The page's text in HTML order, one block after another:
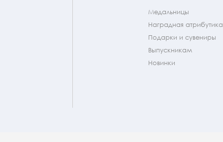
Медальницы
Наградная атрибутика
Подарки и сувениры
Выпускникам
Новинки